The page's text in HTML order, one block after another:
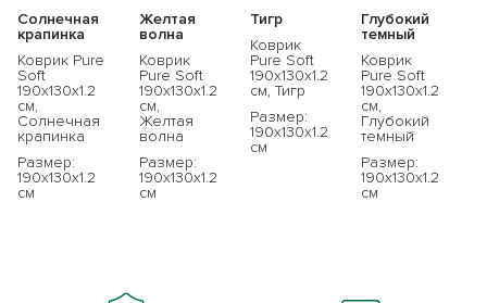
Солнечная
крапинка
Коврик Pure
Soft
190x130x1.2
см,
Солнечная
крапинка
Размер:
190x130x1.2
см
Желтая
волна
Коврик
Pure Soft
190x130x1.2
см,
Желтая
волна
Размер:
190x130x1.2
см
Тигр
Коврик
Pure Soft
190x130x1.2
см, Тигр
Размер:
190x130x1.2
см
Глубокий
темный
Коврик
Pure Soft
190x130x1.2
см,
Глубокий
темный
Размер:
190x130x1.2
см